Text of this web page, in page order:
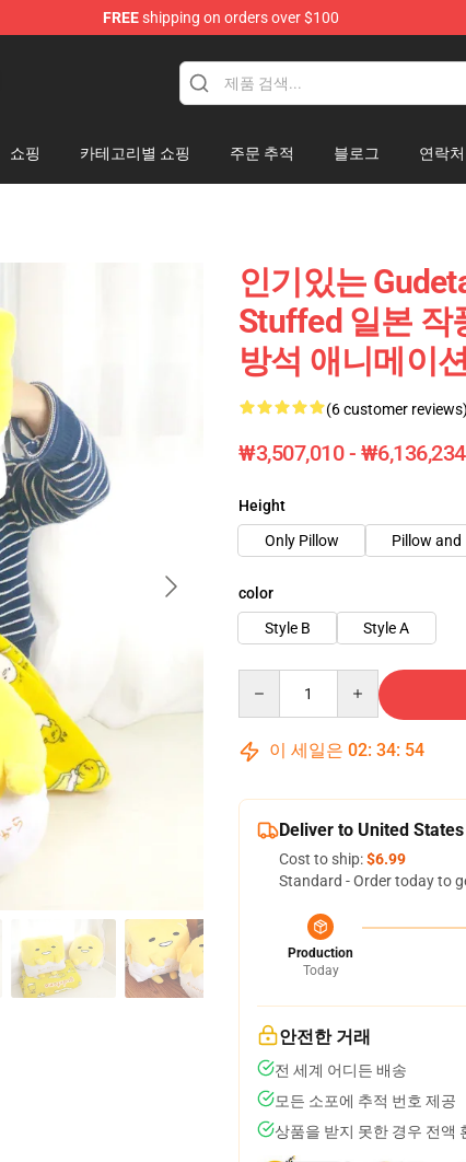
FREEshipping on orders over $100
쇼핑 카테고리별 쇼핑 주문 추적 블로그 연락처
인기있는
Stuffed 일본 작
방석 애니메이
(6 customer
₩3,507,010 - ₩6,136,234
Height
Only Pillow
Pillow and
color
Style B
Style A
이 세일은 02: 34: 53
Deliver to United States
Cost to ship:$6.99
Standard - Order today to
Production
Today
안전한 거래
전 세계 어디든 배송
모든 소포에 추적 번호 제공
상품을 받지 못한 경우 전액